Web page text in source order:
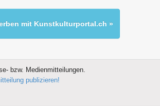
mit Kunstkulturportal.ch »
bzw. Medienmitteilungen.
publizieren!